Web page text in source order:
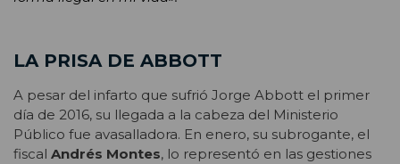
LA PRISA DE ABBOTT
A pesar del infarto que sufrió Jorge Abbott el primer
día de 2016, su llegada a la cabeza del Ministerio
Público fue avasalladora. En enero, su subrogante, el
fiscal Andrés Montes, lo representó en las gestiones